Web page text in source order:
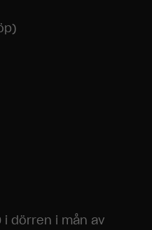
i dörren i mån av